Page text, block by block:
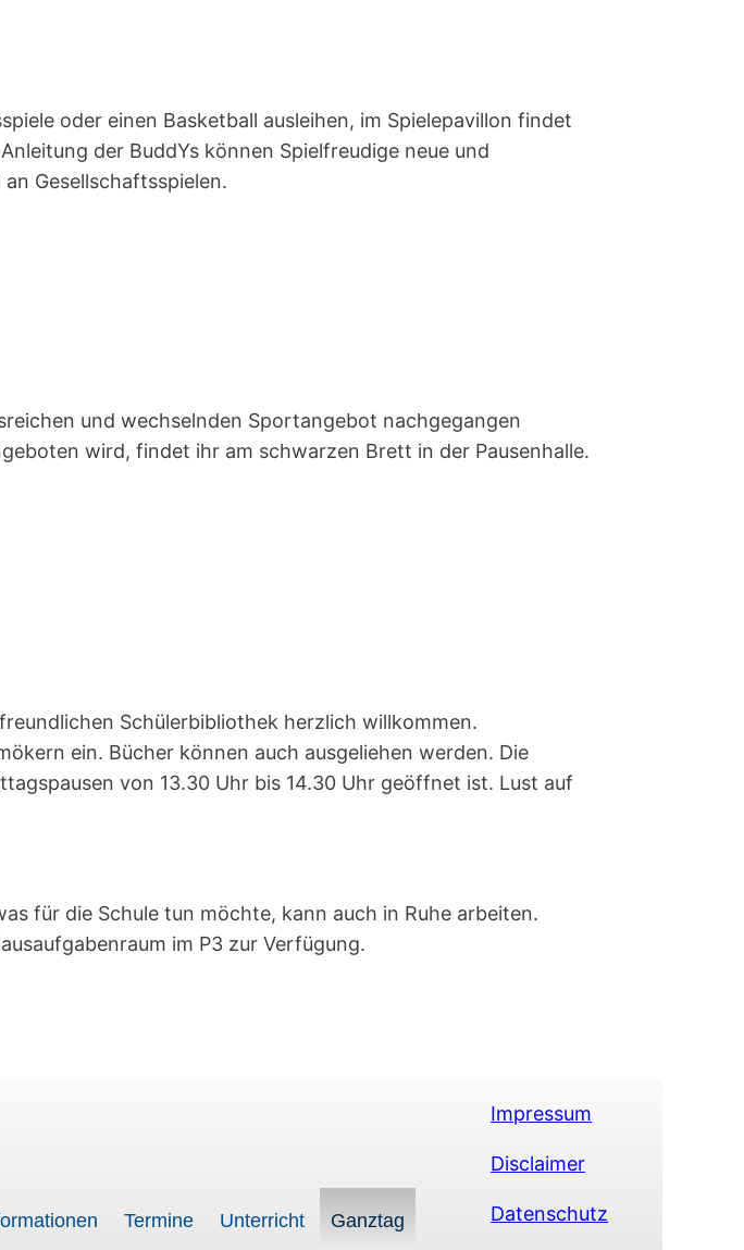
oder einen Basketball ausleihen, im Spielepavillon findet
der BuddYs können Spielfreudige neue und
Gesellschaftsspielen.
und wechselnden Sportangebot nachgegangen
wird, findet ihr am schwarzen Brett in der Pausenhalle.
Schülerbibliothek herzlich willkommen.
ein. Bücher können auch ausgeliehen werden. Die
von 13.30 Uhr bis 14.30 Uhr geöffnet ist. Lust auf
für die Schule tun möchte, kann auch in Ruhe arbeiten.
im P3 zur Verfügung.
Termine Unterricht Ganztag
Impressum
Disclaimer
Datenschutz